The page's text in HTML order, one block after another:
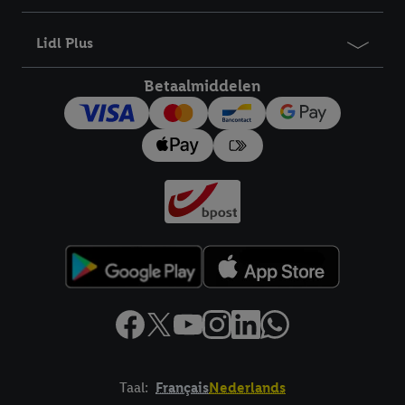
Lidl Plus
Betaalmiddelen
Taal: FrançaisNederlands
bewaartermijn van de gegevens en uw recht om uw
toestemming te allen tijde met vooruitwerkende kracht in te